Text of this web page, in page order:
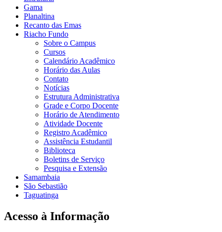
Gama
Planaltina
Recanto das Emas
Riacho Fundo
Sobre o Campus
Cursos
Calendário Acadêmico
Horário das Aulas
Contato
Notícias
Estrutura Administrativa
Grade e Corpo Docente
Horário de Atendimento
Atividade Docente
Registro Acadêmico
Assistência Estudantil
Biblioteca
Boletins de Serviço
Pesquisa e Extensão
Samambaia
São Sebastião
Taguatinga
Acesso à Informação